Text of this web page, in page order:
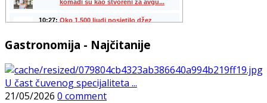
Gastronomija - Najčitanije
U čast čuvenog specijaliteta ...
21/05/2026 0 comment